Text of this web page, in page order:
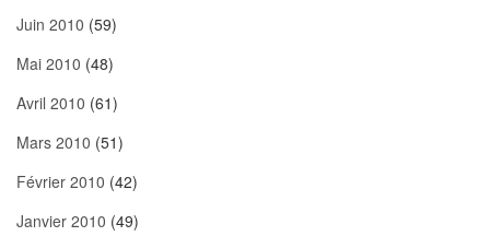
Juin 2010 (59)
Mai 2010 (48)
Avril 2010 (61)
Mars 2010 (51)
Février 2010 (42)
Janvier 2010 (49)